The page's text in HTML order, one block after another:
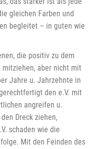
gleichen Farben und
begleitet – in guten wie
die positiv zu dem
mitziehen, aber nicht mit
Jahre u. Jahrzehnte in
den e.V. mit
angreifen u.
Dreck ziehen,
schaden wie die
Mit den Feinden des